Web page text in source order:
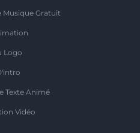
Musique Gratuit
Logo
Texte Animé
Vidéo